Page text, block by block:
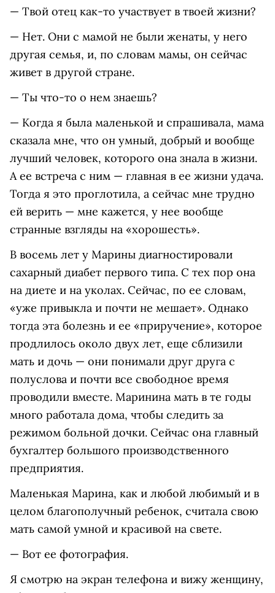
— Твой отец как-то участвует в твоей жизни?
— Нет. Они с мамой не были женаты, у него
другая семья, и, по словам мамы, он сейчас
живет в другой стране.
— Ты что-то о нем знаешь?
— Когда я была маленькой и спрашивала, мама
сказала мне, что он умный, добрый и вообще
лучший человек, которого она знала в жизни.
А ее встреча с ним — главная в ее жизни удача.
Тогда я это проглотила, а сейчас мне трудно
ей верить — мне кажется, у нее вообще
странные взгляды на «хорошесть».
В восемь лет у Марины диагностировали
сахарный диабет первого типа. С тех пор она
на диете и на уколах. Сейчас, по ее словам,
«уже привыкла и почти не мешает». Однако
тогда эта болезнь и ее «приручение», которое
продлилось около двух лет, еще сблизили
мать и дочь — они понимали друг друга с
полуслова и почти все свободное время
проводили вместе. Маринина мать в те годы
много работала дома, чтобы следить за
режимом больной дочки. Сейчас она главный
бухгалтер большого производственного
предприятия.
Маленькая Марина, как и любой любимый и в
целом благополучный ребенок, считала свою
мать самой умной и красивой на свете.
— Вот ее фотография.
Я смотрю на экран телефона и вижу женщину,